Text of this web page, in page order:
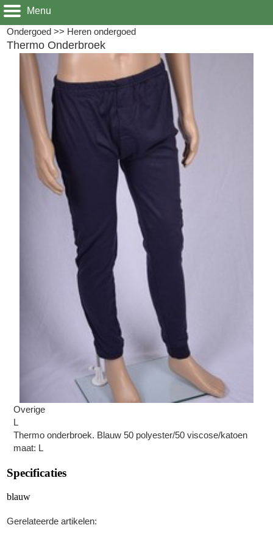
Menu
Ondergoed >> Heren ondergoed
Thermo Onderbroek
Overige
L
Thermo onderbroek. Blauw 50 polyester/50 viscose/katoen
maat: L
Specificaties
blauw
Gerelateerde artikelen: